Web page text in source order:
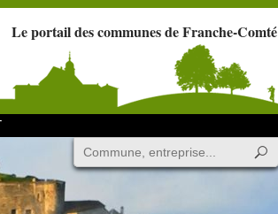
Le portail des communes de Franche-Comté